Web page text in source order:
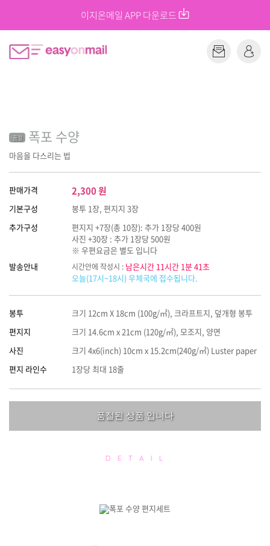
품절 폭포 수양
마음을 다스리는 법
판매가격 2,300원
기본구성
봉투 1장, 편지지 3장
추가구성
편지지 +7장(총 10장): 추가 1장당 400원
사진 +30장 : 추가 1장당 500원
※ 우편요금은 별도 입니다
발송안내
시간안에 작성시 : 남은시간 11시간 1분 41초
오늘(17시~18시) 우체국에 접수됩니다.
봉투
크기 12cm X 18cm (100g/㎡), 크라프트지, 덮개형 봉투
편지지
크기 14.6cm x 21cm (120g/㎡), 모조지, 양면
사진
크기 4x6(inch) 10cm x 15.2cm(240g/㎡) Luster paper
편지 라인수
1장당 최대 18줄
품절된 상품 입니다
D E T A I L
이지온메일 APP 다운로드